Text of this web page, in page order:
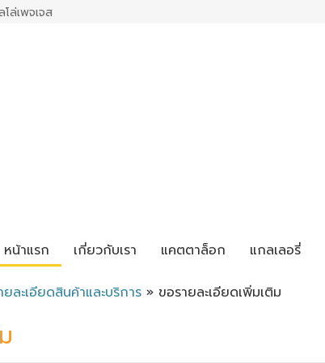
ล่เพจเจส
หน้าแรก เกี่ยวกับเรา แคตตาล็อก แกลเลอรี่
ยละเอียดสินค้าและบริการ » ขอรายละเอียดเพิ่มเติม